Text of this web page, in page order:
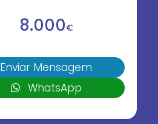
8.000€
Enviar Mensagem
WhatsApp